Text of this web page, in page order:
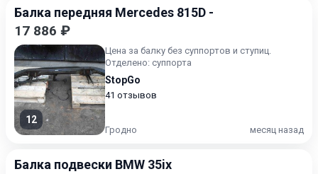
Балка передняя Mercedes 815D -
17 886 ₽
12
Цена за балку без суппортов и ступиц.
Отделено: суппорта
StopGo
41 отзывов
Гродно месяц назад
Балка подвески BMW 35ix